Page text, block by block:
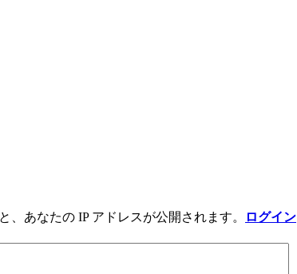
、あなたの IP アドレスが公開されます。 ログイン